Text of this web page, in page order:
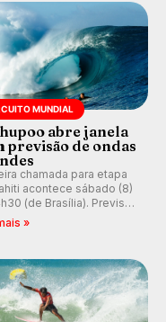
em esporte e indústria.
MUNDIAL
abre janela
previsão de ondas
chamada para etapa
acontece sábado (8)
(de Brasília). Previsão
swell consistente.
Slater convidado.
»